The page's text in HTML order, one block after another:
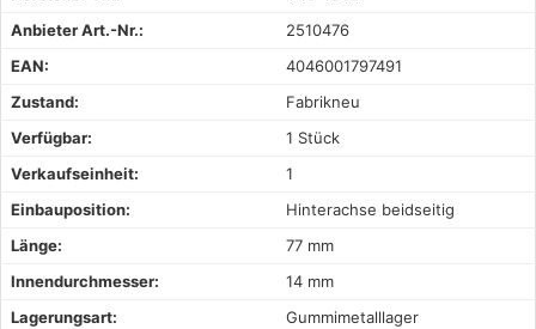
Anbieter Art.-Nr.:
2510476
EAN:
4046001797491
Zustand:
Fabrikneu
Verfügbar:
1 Stück
Verkaufseinheit:
1
Einbauposition:
Hinterachse beidseitig
Länge:
77 mm
Innendurchmesser:
14 mm
Lagerungsart:
Gummimetalllager